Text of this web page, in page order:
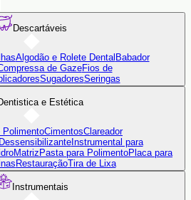
Descartáveis
Algodão e Rolete Dental Babador
de GazeFios de
SugadoresSeringas
e Estética
PolimentoCimentosClareador
Instrumental para
Matriz Pasta para PolimentoPlaca para
RestauraçãoTira de Lixa
Instrumentais